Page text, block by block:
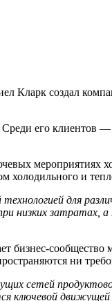
Кларк создал
его клиентов
холодильного и
для
низких затратах,
бизнес-
ни
сетей
ключевой